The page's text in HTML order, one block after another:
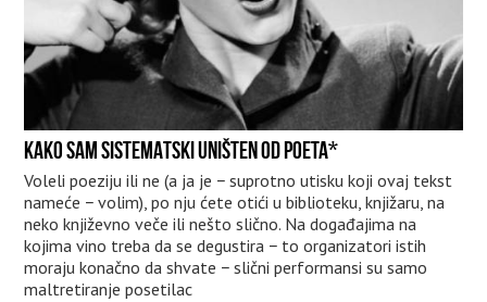
KAKO SAM SISTEMATSKI UNIŠTEN OD POETA*
Voleli poeziju ili ne (a ja je − suprotno utisku koji ovaj tekst
nameće − volim), po nju ćete otići u biblioteku, knjižaru, na
neko književno veče ili nešto slično. Na događajima na
kojima vino treba da se degustira − to organizatori istih
moraju konačno da shvate − slični performansi su samo
maltretiranje posetilac